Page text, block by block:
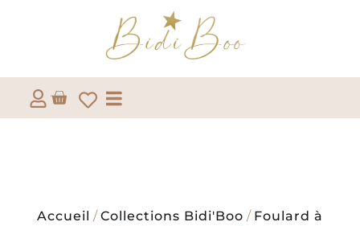
Accueil /Collections Bidi'Boo / Foulard à